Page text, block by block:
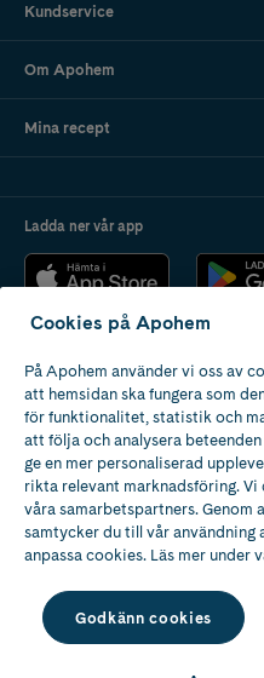
Kundservice
Om Apohem
Mina recept
Ladda ner vår app
Apotek med tillstånd
av Läkemedelsverket
Cookies på Apohem
På Apohem använder vi oss av
att hemsidan ska fungera som
för funktionalitet, statistik och
att följa och analysera
ge en mer personaliserad
rikta relevant marknadsföring.
våra samarbetspartners. Genom
samtycker du till vår användning
anpassa cookies. Läs mer under
Godkänn cookies